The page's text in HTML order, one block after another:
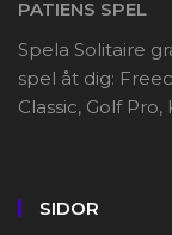
PATIENS SPEL
Spela Solitaire
spel åt dig:
Classic, Golf
SIDOR